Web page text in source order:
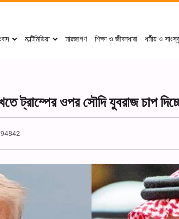
মাল্টিমিডিয়া মারজাগণ শিক্ষা ও জীবনধারা ধর্মীয় ও
ট্রাম্পের ওপর সৌদি যুবরাজ চাপ